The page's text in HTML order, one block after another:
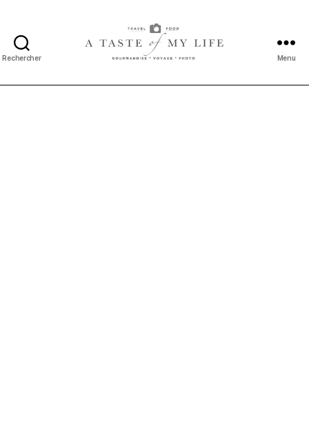
Rechercher
taste
Menu